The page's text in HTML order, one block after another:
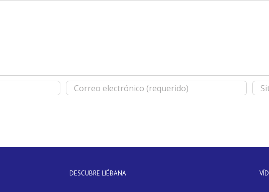
DESCUBRE LIÉBANA